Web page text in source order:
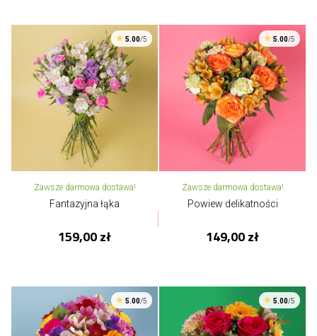
5.00/5
Zawsze darmowa dostawa!
Fantazyjna łąka
159,00 zł
5.00/5
Zawsze darmowa dostawa!
Powiew delikatności
149,00 zł
5.00/5 5.00/5